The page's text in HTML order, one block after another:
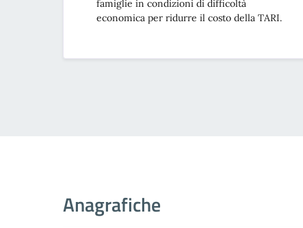
famiglie in condizioni di difficoltà
economica per ridurre il costo della TARI.
Anagrafiche